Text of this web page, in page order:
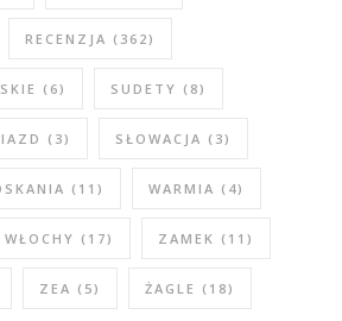
RECENZJA (362)
(6) SUDETY (8)
(3) SŁOWACJA (3)
(11) WARMIA (4)
WŁOCHY (17) ZAMEK (11)
ZEA (5) ŻAGLE (18)